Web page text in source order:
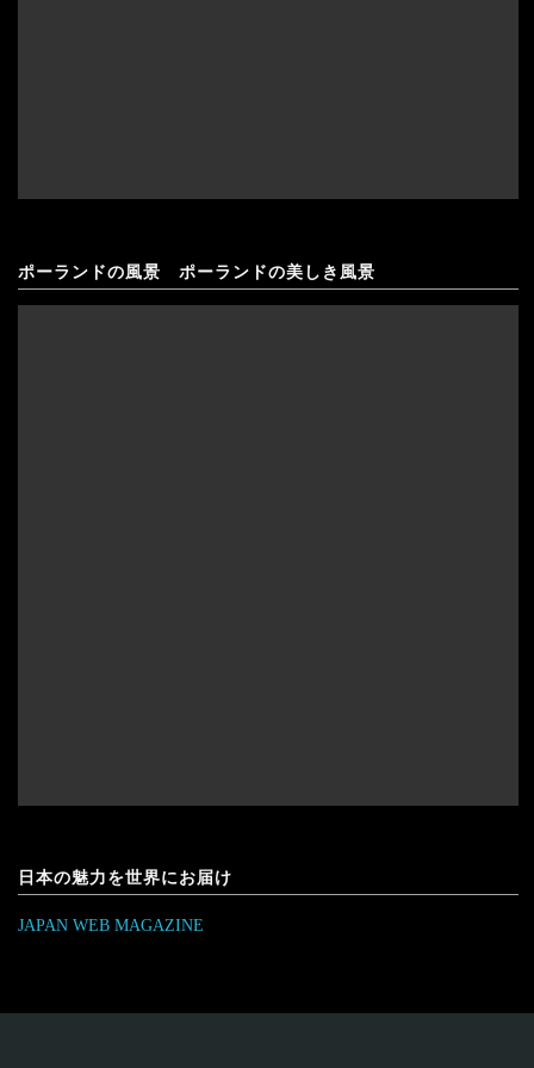
ポーランドの風景 ポーランドの美しき風景
日本の魅力を世界にお届け
JAPAN WEB MAGAZINE